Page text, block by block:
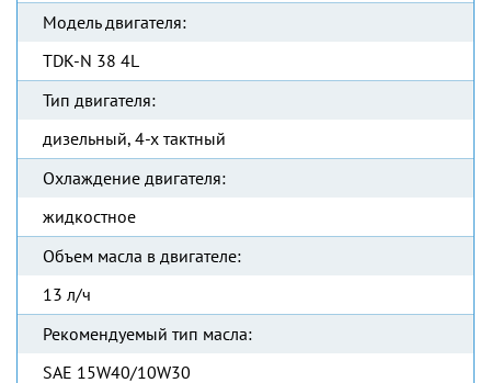
Модель двигателя:
TDK-N 38 4L
Тип двигателя:
дизельный, 4-х тактный
Охлаждение двигателя:
жидкостное
Объем масла в двигателе:
13 л/ч
Рекомендуемый тип масла:
SAE 15W40/10W30